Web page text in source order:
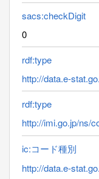
sacs:checkDigit
0
rdf:type
http://data.e-
rdf:type
http://imi.go.jp/ns/
ic:コード種別
http://data.e-